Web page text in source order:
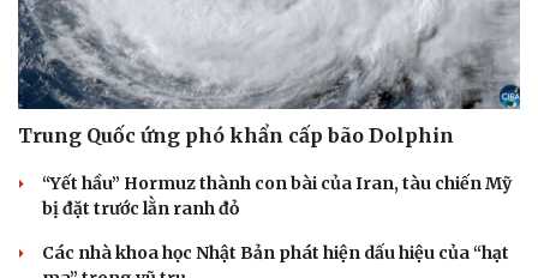
Trung Quốc ứng phó khẩn cấp bão Dolphin
“Yết hầu” Hormuz thành con bài của Iran, tàu chiến Mỹ
bị đặt trước lằn ranh đỏ
Các nhà khoa học Nhật Bản phát hiện dấu hiệu của “hạt